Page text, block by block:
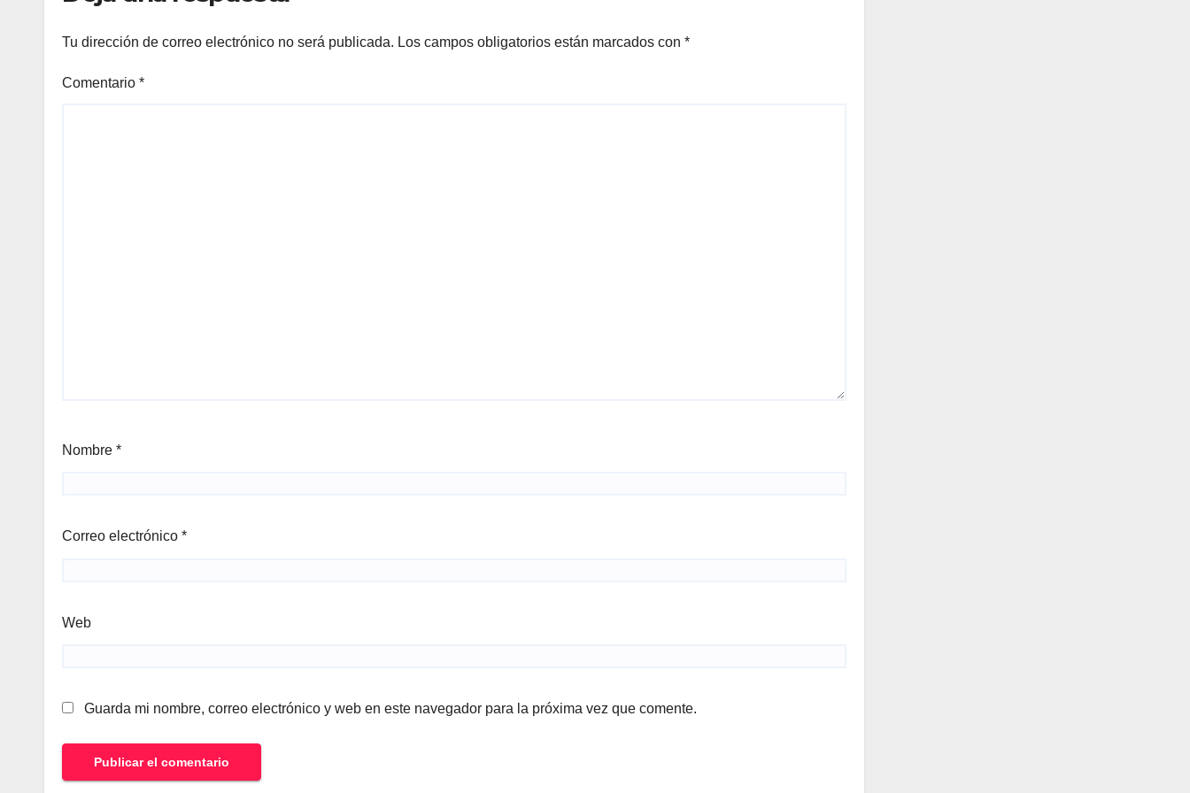
Tu dirección de correo electrónico no será publicada. Los campos obligatorios están marcados con *
Comentario *
Nombre *
Correo electrónico *
Web
Guarda mi nombre, correo electrónico y web en este navegador para la próxima vez que comente.